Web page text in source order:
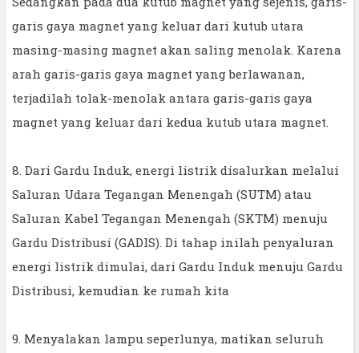
garis gaya magnet yang keluar dari kutub utara
masing-masing magnet akan saling menolak. Karena
arah garis-garis gaya magnet yang berlawanan,
terjadilah tolak-menolak antara garis-garis gaya
magnet yang keluar dari kedua kutub utara magnet.
8. Dari Gardu Induk, energi listrik disalurkan melalui
Saluran Udara Tegangan Menengah (SUTM) atau
Saluran Kabel Tegangan Menengah (SKTM) menuju
Gardu Distribusi (GADIS). Di tahap inilah penyaluran
energi listrik dimulai, dari Gardu Induk menuju Gardu
Distribusi, kemudian ke rumah kita
9. Menyalakan lampu seperlunya, matikan seluruh